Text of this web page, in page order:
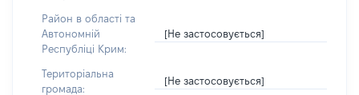
Район в області та
Автономній
Республіці Крим:
[Не застосовується]
Територіальна
громада:
[Не застосовується]